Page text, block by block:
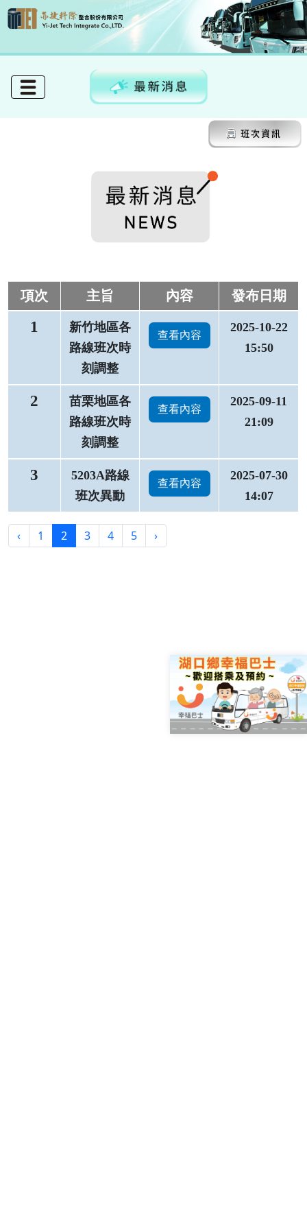
項次 主旨 內容 發布日期
1
新竹地區各
路線班次時
刻調整
查看內容
2025-10-22
15:50
2
苗栗地區各
路線班次時
刻調整
查看內容
2025-09-11
21:09
3
5203A路線
班次異動
查看內容
2025-07-30
14:07
‹ 1 2 3 4 5 ›